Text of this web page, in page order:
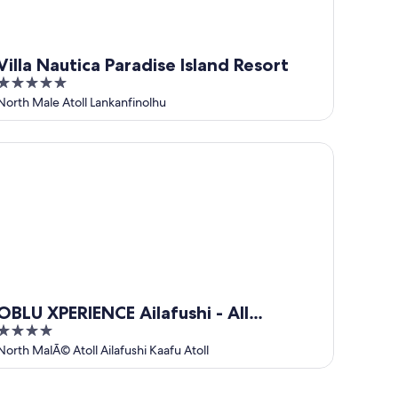
Nautica Paradise Island Resort
Male Atoll Lankanfinolhu
XPERIENCE Ailafushi - All
with Free Transfers
MalÃ© Atoll Ailafushi Kaafu Atoll
XPERIENCE Ailafushi - All Inclusive with Free Transfers